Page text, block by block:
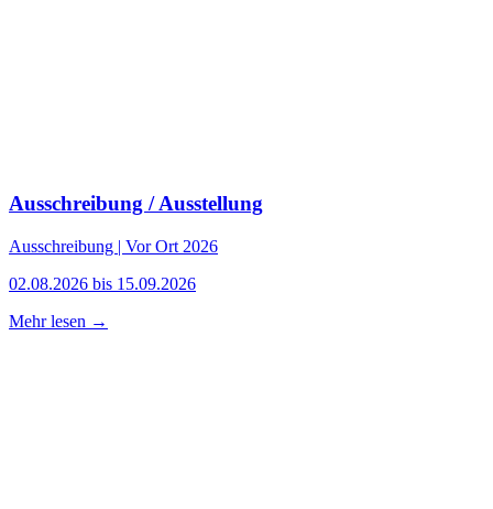
Ausschreibung / Ausstellung
Ausschreibung | Vor Ort 2026
02.08.2026 bis 15.09.2026
Mehr lesen →